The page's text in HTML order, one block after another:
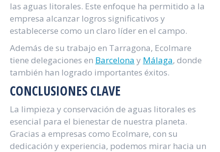
las aguas litorales. Este enfoque ha permitido a la
empresa alcanzar logros significativos y
establecerse como un claro líder en el campo.
Además de su trabajo en Tarragona, Ecolmare
tiene delegaciones en Barcelona y Málaga, donde
también han logrado importantes éxitos.
CONCLUSIONES CLAVE
La limpieza y conservación de aguas litorales es
esencial para el bienestar de nuestra planeta.
Gracias a empresas como Ecolmare, con su
dedicación y experiencia, podemos mirar hacia un